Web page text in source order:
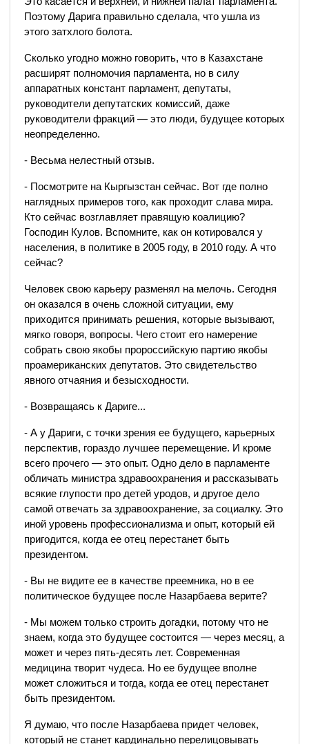
Поэтому Дарига правильно сделала, что ушла из
этого затхлого болота.
Сколько угодно можно говорить, что в Казахстане
расширят полномочия парламента, но в силу
аппаратных констант парламент, депутаты,
руководители депутатских комиссий, даже
руководители фракций — это люди, будущее которых
неопределенно.
- Весьма нелестный отзыв.
- Посмотрите на Кыргызстан сейчас. Вот где полно
наглядных примеров того, как проходит слава мира.
Кто сейчас возглавляет правящую коалицию?
Господин Кулов. Вспомните, как он котировался у
населения, в политике в 2005 году, в 2010 году. А что
сейчас?
Человек свою карьеру разменял на мелочь. Сегодня
он оказался в очень сложной ситуации, ему
приходится принимать решения, которые вызывают,
мягко говоря, вопросы. Чего стоит его намерение
собрать свою якобы пророссийскую партию якобы
проамериканских депутатов. Это свидетельство
явного отчаяния и безысходности.
- Возвращаясь к Дариге...
- А у Дариги, с точки зрения ее будущего, карьерных
перспектив, гораздо лучшее перемещение. И кроме
всего прочего — это опыт. Одно дело в парламенте
обличать министра здравоохранения и рассказывать
всякие глупости про детей уродов, и другое дело
самой отвечать за здравоохранение, за социалку. Это
иной уровень профессионализма и опыт, который ей
пригодится, когда ее отец перестанет быть
президентом.
- Вы не видите ее в качестве преемника, но в ее
политическое будущее после Назарбаева верите?
- Мы можем только строить догадки, потому что не
знаем, когда это будущее состоится — через месяц, а
может и через пять-десять лет. Современная
медицина творит чудеса. Но ее будущее вполне
может сложиться и тогда, когда ее отец перестанет
быть президентом.
Я думаю, что после Назарбаева придет человек,
который не станет кардинально перелицовывать